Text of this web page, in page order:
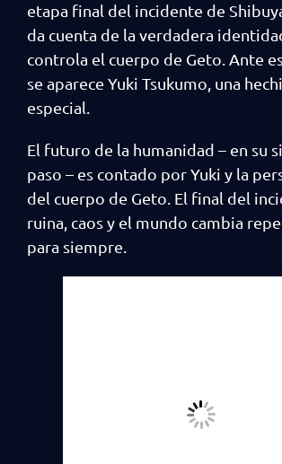
etapa final del incidente de
da cuenta de la verdadera
controla el cuerpo de Geto. Ante
se aparece Yuki Tsukumo, una
especial.
El futuro de la humanidad – en su
paso – es contado por Yuki y la
del cuerpo de Geto. El final del
ruina, caos y el mundo cambia
para siempre.